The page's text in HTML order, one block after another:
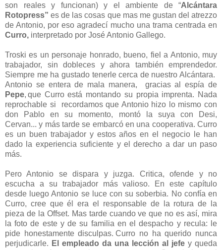
son reales y funcionan) y el ambiente de “Alcántara
Rotopress” es de las cosas que mas me gustan del atrezzo
de Antonio, por eso agradecí mucho una trama centrada en
Curro, interpretado por José Antonio Gallego.
Troski es un personaje honrado, bueno, fiel a Antonio, muy
trabajador, sin dobleces y ahora también emprendedor.
Siempre me ha gustado tenerle cerca de nuestro Alcántara.
Antonio se entera de mala manera, gracias al espía de
Pepe, que Curro está montando su propia imprenta. Nada
reprochable si recordamos que Antonio hizo lo mismo con
don Pablo en su momento, montó la suya con Desi,
Cervan... y más tarde se embarcó en una cooperativa. Curro
es un buen trabajador y estos años en el negocio le han
dado la experiencia suficiente y el derecho a dar un paso
más.
Pero Antonio se dispara y juzga. Critica, ofende y no
escucha a su trabajador más valioso. En este capítulo
desde luego Antonio se luce con su soberbia. No confía en
Curro, cree que él era el responsable de la rotura de la
pieza de la Offset. Mas tarde cuando ve que no es así, mira
la foto de este y de su familia en el despacho y recula: le
pide honestamente disculpas. Curro no ha querido nunca
perjudicarle. El empleado da una lección al jefe y queda